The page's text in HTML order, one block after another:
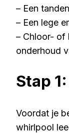
– Een
– Een lege
– Chloor- of
onderhoud
Stap
Voordat je
whirlpool